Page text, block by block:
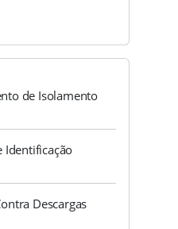
de Isolamento
Identificação
Descargas